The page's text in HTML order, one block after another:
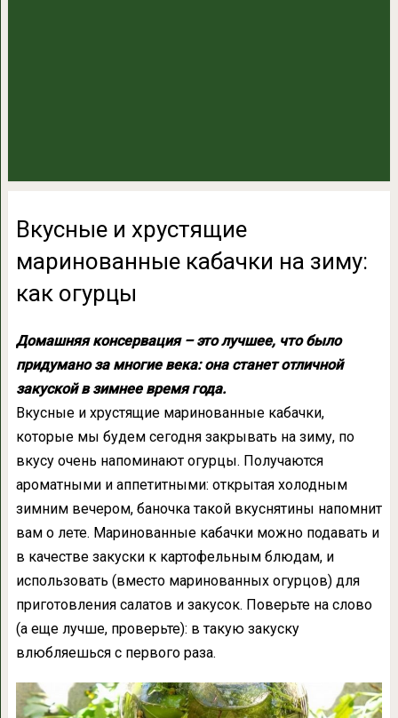
Вкусные и хрустящие
маринованные кабачки на зиму:
как огурцы
Домашняя консервация – это лучшее, что было
придумано за многие века: она станет отличной
закуской в зимнее время года.
Вкусные и хрустящие маринованные кабачки,
которые мы будем сегодня закрывать на зиму, по
вкусу очень напоминают огурцы. Получаются
ароматными и аппетитными: открытая холодным
зимним вечером, баночка такой вкуснятины напомнит
вам о лете. Маринованные кабачки можно подавать и
в качестве закуски к картофельным блюдам, и
использовать (вместо маринованных огурцов) для
приготовления салатов и закусок. Поверьте на слово
(а еще лучше, проверьте): в такую закуску
влюбляешься с первого раза.